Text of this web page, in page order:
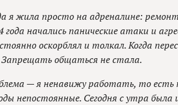
я жила просто на адреналине:
года начались панические атаки и
оскорблял и толкал. Когда
Запрещать общаться не стала.
— я ненавижу работать, то есть
непостоянные. Сегодня с утра